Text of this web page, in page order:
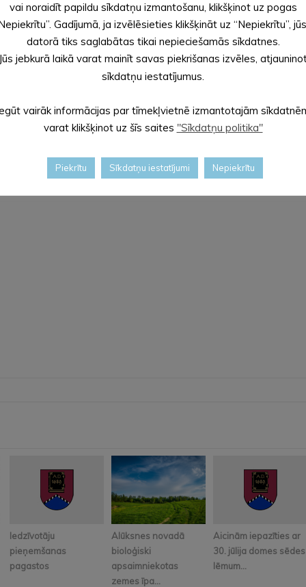
Iedzīvotāju
pieņemšanas
pagastos
Alūksnes novadā
bioloģiski
apsaimniekotas
zemes īpa...
Aicinām iepazīties ar
30. jūlija domes sēdes
lēmum...
vai noraidīt papildu sīkdatņu izmantošanu, klikšķinot uz pogas
Gadījumā, ja izvēlēsieties klikšķināt uz “Nepiekrītu”,
datorā tiks saglabātas tikai nepieciešamās sīkdatnes.
jebkurā laikā varat mainīt savas piekrišanas izvēles,
sīkdatņu iestatījumus.
vairāk informācijas par tīmekļvietnē izmantotajām
varat klikšķinot uz šīs saites "Sīkdatņu politika"
Piekrītu Sīkdatņu iestatījumi Nepiekrītu